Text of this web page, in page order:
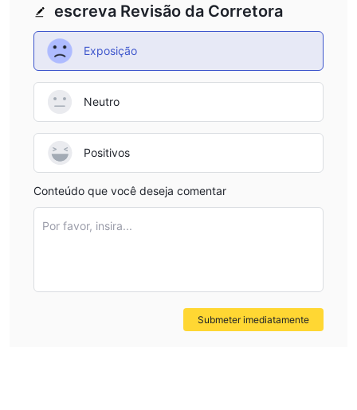
escreva Revisão da Corretora
Exposição
Neutro
Positivos
Conteúdo que você deseja comentar
Por favor, insira...
Submeter imediatamente